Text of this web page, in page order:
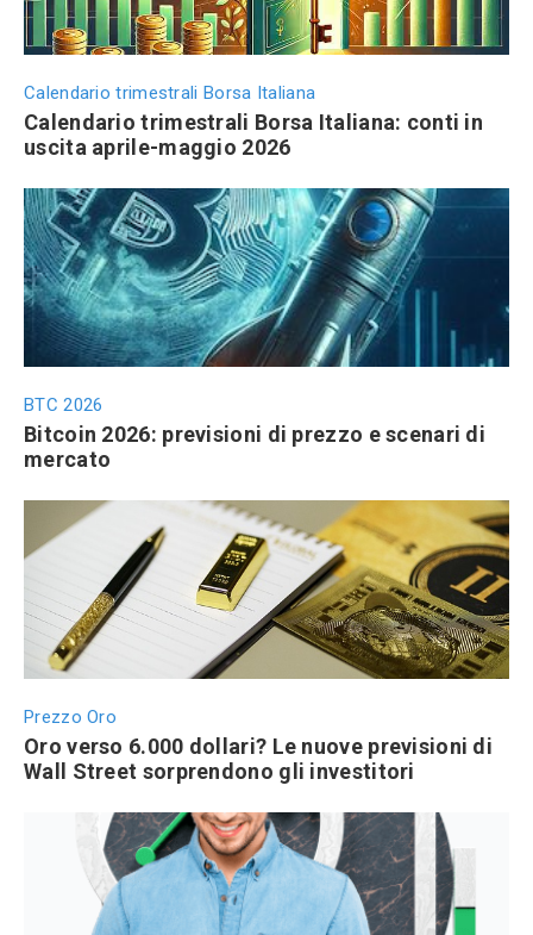
Calendario trimestrali Borsa Italiana
Calendario trimestrali Borsa Italiana: conti in
uscita aprile-maggio 2026
BTC 2026
Bitcoin 2026: previsioni di prezzo e scenari di
mercato
Prezzo Oro
Oro verso 6.000 dollari? Le nuove previsioni di
Wall Street sorprendono gli investitori